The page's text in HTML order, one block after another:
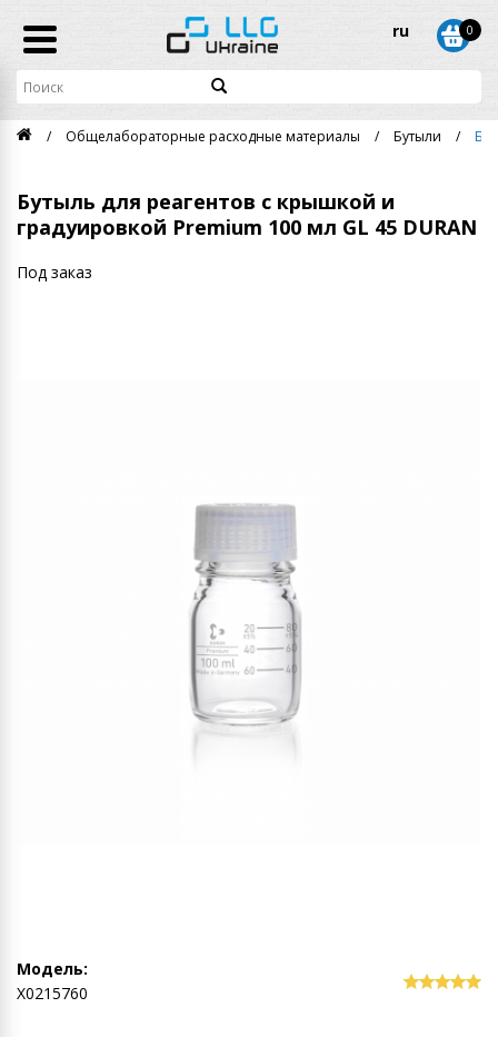
ru 0
Общелабораторные расходные материалы Бутыли
Бутыль для реагентов с крышкой и
градуировкой Premium 100 мл GL 45 DURAN
Под заказ
Модель:
Х0215760